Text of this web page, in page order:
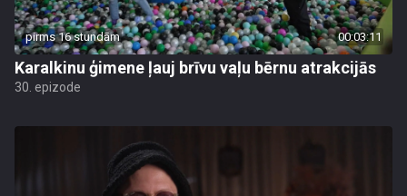
pirms 16 stundām 00:03:11
Karalkinu ģimene ļauj brīvu vaļu bērnu atrakcijās
30. epizode